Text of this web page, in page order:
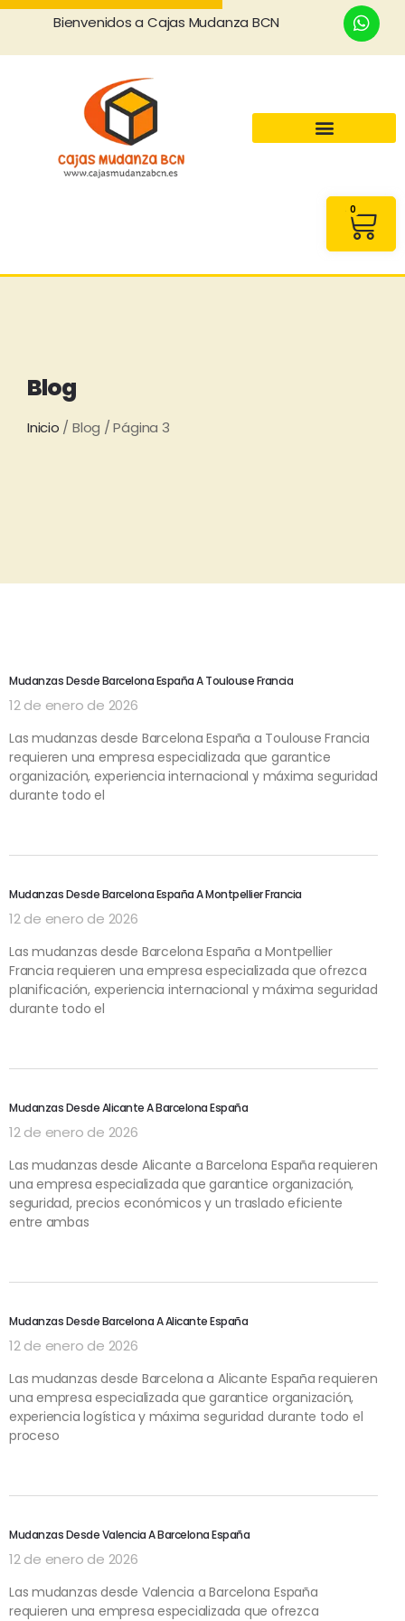
Bienvenidos a Cajas Mudanza BCN
0
Blog
Inicio / Blog / Página 3
Mudanzas Desde Barcelona España A Toulouse Francia
12 de enero de 2026
Las mudanzas desde Barcelona España a Toulouse Francia
requieren una empresa especializada que garantice
organización, experiencia internacional y máxima seguridad
durante todo el
Mudanzas Desde Barcelona España A Montpellier Francia
12 de enero de 2026
Las mudanzas desde Barcelona España a Montpellier
Francia requieren una empresa especializada que ofrezca
planificación, experiencia internacional y máxima seguridad
durante todo el
Mudanzas Desde Alicante A Barcelona España
12 de enero de 2026
Las mudanzas desde Alicante a Barcelona España requieren
una empresa especializada que garantice organización,
seguridad, precios económicos y un traslado eficiente
entre ambas
Mudanzas Desde Barcelona A Alicante España
12 de enero de 2026
Las mudanzas desde Barcelona a Alicante España requieren
una empresa especializada que garantice organización,
experiencia logística y máxima seguridad durante todo el
proceso
Mudanzas Desde Valencia A Barcelona España
12 de enero de 2026
Las mudanzas desde Valencia a Barcelona España
requieren una empresa especializada que ofrezca